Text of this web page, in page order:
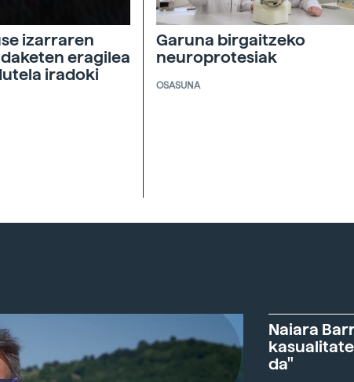
izarraren
eragilea
iradoki
Garuna birgaitzeko
neuroprotesiak
OSASUNA
Naiara
da"